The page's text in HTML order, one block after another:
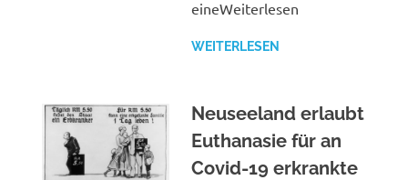
eineWeiterlesen
WEITERLESEN
Neuseeland erlaubt
Euthanasie für an
Covid-19 erkrankte